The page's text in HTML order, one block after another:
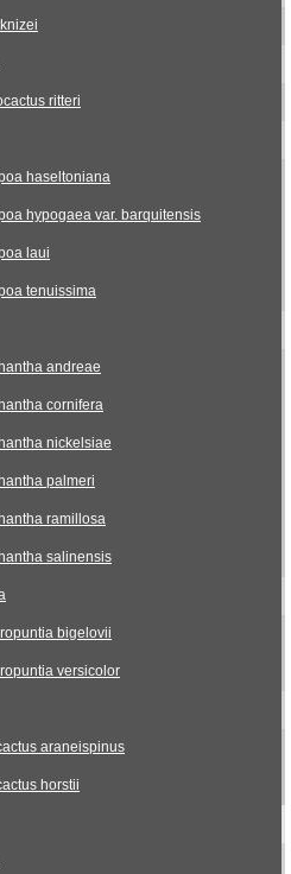
ritteri
haseltoniana
hypogaea var. barquitensis
laui
tenuissima
andreae
cornifera
nickelsiae
palmeri
ramillosa
salinensis
bigelovii
versicolor
araneispinus
horstii